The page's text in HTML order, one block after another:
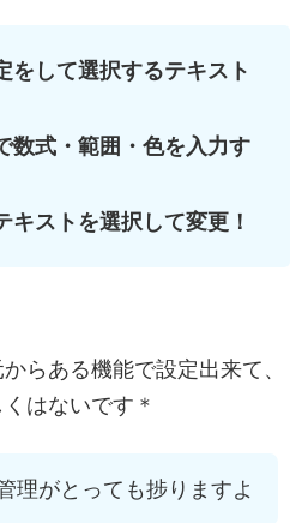
をして選択するテキスト
数式・範囲・色を入力す
キストを選択して変更！
らある機能で設定出来て、
はないです＊
理がとっても捗りますよ